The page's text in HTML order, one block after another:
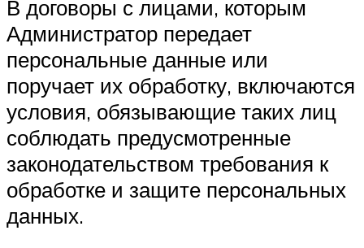
В договоры с лицами, которым
Администратор передает
персональные данные или
поручает их обработку, включаются
условия, обязывающие таких лиц
соблюдать предусмотренные
законодательством требования к
обработке и защите персональных
данных.